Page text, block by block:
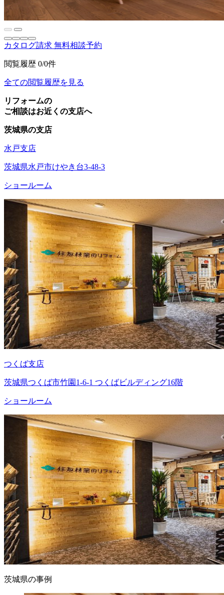
カタログ請求 無料相談予約
閲覧履歴 0/0件
全ての閲覧履歴を見る
リフォームの
ご相談はお近くの支店へ
茨城県の支店
水戸支店
茨城県水戸市けやき台3-48-3
ショールーム
つくば支店
茨城県つくば市竹園1-6-1 つくばビルディング16階
ショールーム
茨城県の事例